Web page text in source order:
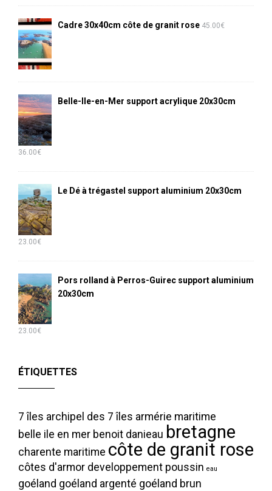
Cadre 30x40cm côte de granit rose 45.00€
Belle-Ile-en-Mer support acrylique 20x30cm
36.00€
Le Dé à trégastel support aluminium 20x30cm
23.00€
Pors rolland à Perros-Guirec support aluminium
20x30cm
23.00€
ÉTIQUETTES
7 îles archipel des 7 îles armérie maritime
belle ile en mer benoit danieau bretagne
charente maritime côte de granit rose
côtes d'armor developpement poussin eau
goéland goéland argenté goéland brun